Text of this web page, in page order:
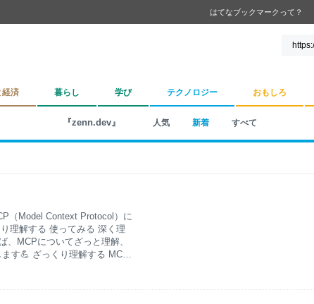
はてなブックマークって？
経済 暮らし 学び テクノロジー おもしろ
『zenn.dev』 人気 新着 すべて
（Model Context Protocol）に
理解する 使ってみる 深く理
MCPについてざっと理解、
す💪 ざっくり理解する MCP
を連携するための統一された
は、ChatGPTやClaude、